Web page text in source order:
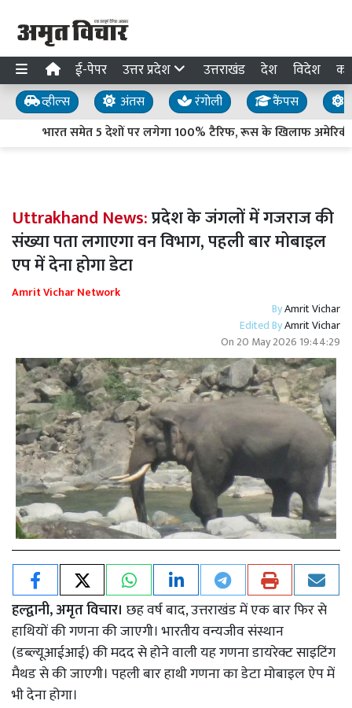
ई-पेपर उत्तर प्रदेश उत्तराखंड देश विदेश
व्हील्स अंतस रंगोली कैंपस
भारत समेत 5 देशों पर लगेगा 100% टैरिफ, रूस के खिलाफ अमेरिकी
Uttrakhand News:प्रदेश के जंगलों में गजराज की
संख्या पता लगाएगा वन विभाग, पहली बार मोबाइल
एप में देना होगा डेटा
Amrit Vichar Network
ByAmrit Vichar
Edited ByAmrit Vichar
On 20 May 2026 19:44:29
हल्द्वानी, अमृत विचार। छह वर्ष बाद, उत्तराखंड में एक बार फिर से
हाथियों की गणना की जाएगी। भारतीय वन्यजीव संस्थान
(डब्ल्यूआईआई) की मदद से होने वाली यह गणना डायरेक्ट साइटिंग
मैथड से की जाएगी। पहली बार हाथी गणना का डेटा मोबाइल ऐप में
भी देना होगा।